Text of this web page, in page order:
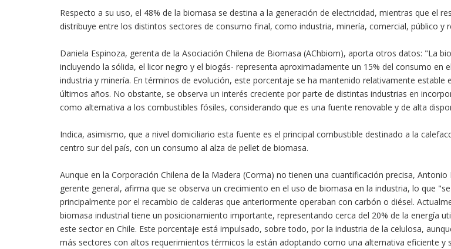
Respecto a su uso, el 48% de la biomasa se destina a la generación de electricidad, mientras que el
distribuye entre los distintos sectores de consumo final, como industria, minería, comercial, público y
Daniela Espinoza, gerenta de la Asociación Chilena de Biomasa (AChbiom), aporta otros datos: "La
incluyendo la sólida, el licor negro y el biogás- representa aproximadamente un 15% del consumo en
industria y minería. En términos de evolución, este porcentaje se ha mantenido relativamente estable
últimos años. No obstante, se observa un interés creciente por parte de distintas industrias en
como alternativa a los combustibles fósiles, considerando que es una fuente renovable y de alta
Indica, asimismo, que a nivel domiciliario esta fuente es el principal combustible destinado a la
centro sur del país, con un consumo al alza de pellet de biomasa.
Aunque en la Corporación Chilena de la Madera (Corma) no tienen una cuantificación precisa, Antonio
gerente general, afirma que se observa un crecimiento en el uso de biomasa en la industria, lo que
principalmente por el recambio de calderas que anteriormente operaban con carbón o diésel.
biomasa industrial tiene un posicionamiento importante, representando cerca del 20% de la energía
este sector en Chile. Este porcentaje está impulsado, sobre todo, por la industria de la celulosa,
más sectores con altos requerimientos térmicos la están adoptando como una alternativa eficiente y